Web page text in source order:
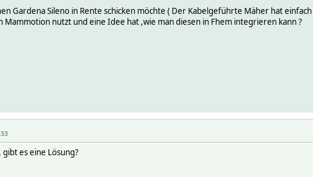
Gardena Sileno in Rente schicken möchte ( Der Kabelgeführte Mäher hat
Mammotion nutzt und eine Idee hat ,wie man diesen in Fhem integrieren kann ?
es eine Lösung?